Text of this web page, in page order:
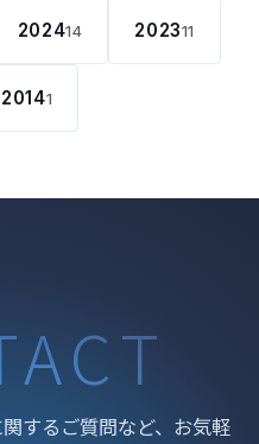
202414 202311
20141
するご質問など、お気軽